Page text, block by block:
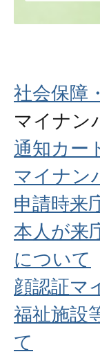
社会保障
マイナン
通知カー
マイナン
申請時来
本人が来
について
顔認証マ
福祉施設
て